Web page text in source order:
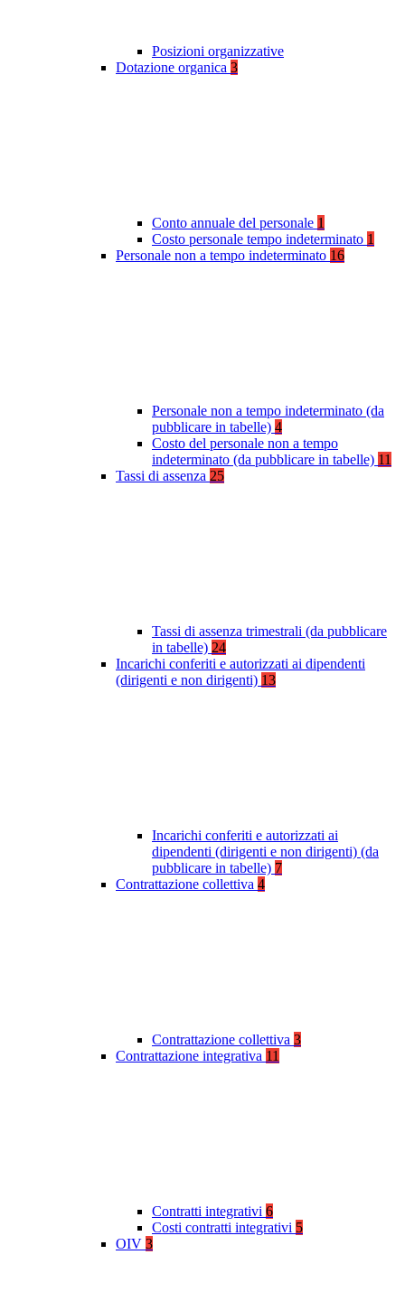
Posizioni organizzative
Dotazione organica 3
Conto annuale del personale 1
Costo personale tempo indeterminato 1
Personale non a tempo indeterminato 16
Personale non a tempo indeterminato (da
pubblicare in tabelle) 4
Costo del personale non a tempo
indeterminato (da pubblicare in tabelle) 11
Tassi di assenza 25
Tassi di assenza trimestrali (da pubblicare
in tabelle) 24
Incarichi conferiti e autorizzati ai dipendenti
(dirigenti e non dirigenti) 13
Incarichi conferiti e autorizzati ai
dipendenti (dirigenti e non dirigenti) (da
pubblicare in tabelle) 7
Contrattazione collettiva 4
Contrattazione collettiva 3
Contrattazione integrativa 11
Contratti integrativi 6
Costi contratti integrativi 5
OIV 3